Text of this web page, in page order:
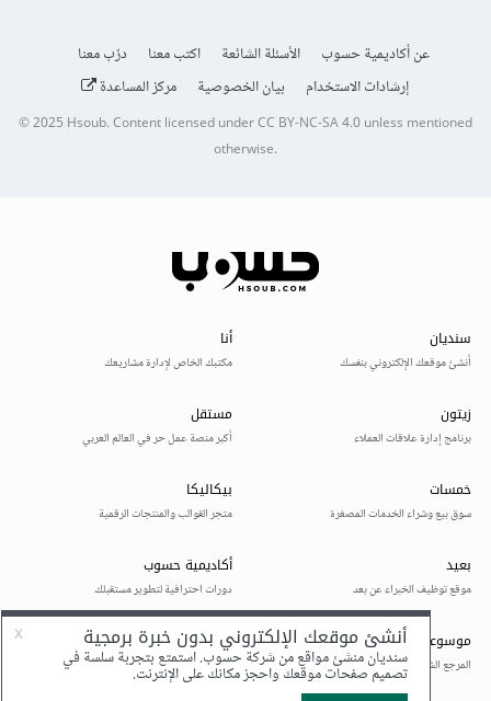
عن أكاديمية حسوب الأسئلة الشائعة اكتب معنا
درّب معنا
إرشادات الاستخدام
بيان الخصوصية مركز المساعدة
© 2025Hsoub.Content licensed underCC BY-NC-SA 4.0unless mentioned
otherwise.